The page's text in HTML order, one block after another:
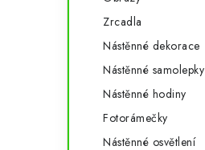
Zrcadla
Nástěnné dekorace
Nástěnné samolepky
Nástěnné hodiny
Fotorámečky
Nástěnné osvětlení